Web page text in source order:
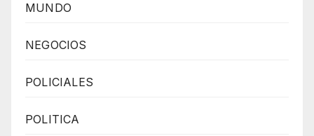
MUNDO
NEGOCIOS
POLICIALES
POLITICA